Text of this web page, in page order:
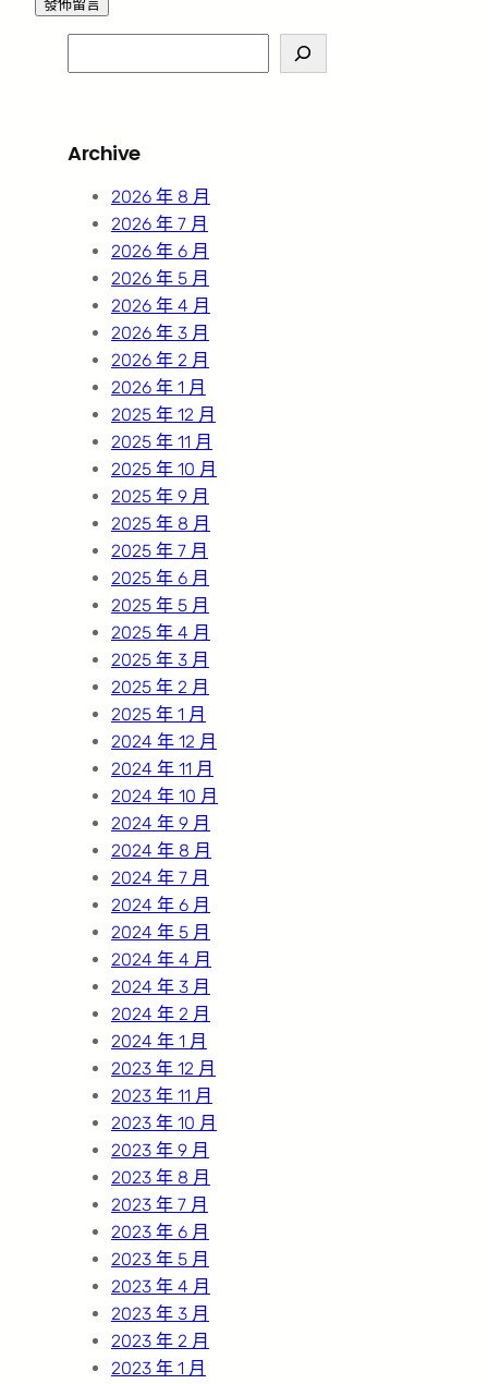
e
c
Archive
2026 年 8 月
2026 年 7 月
2026 年 6 月
2026 年 5 月
2026 年 4 月
2026 年 3 月
2026 年 2 月
2026 年 1 月
2025 年 12 月
2025 年 11 月
2025 年 10 月
2025 年 9 月
2025 年 8 月
2025 年 7 月
2025 年 6 月
2025 年 5 月
2025 年 4 月
2025 年 3 月
2025 年 2 月
2025 年 1 月
2024 年 12 月
2024 年 11 月
2024 年 10 月
2024 年 9 月
2024 年 8 月
2024 年 7 月
2024 年 6 月
2024 年 5 月
2024 年 4 月
2024 年 3 月
2024 年 2 月
2024 年 1 月
2023 年 12 月
2023 年 11 月
2023 年 10 月
2023 年 9 月
2023 年 8 月
2023 年 7 月
2023 年 6 月
2023 年 5 月
2023 年 4 月
2023 年 3 月
2023 年 2 月
2023 年 1 月